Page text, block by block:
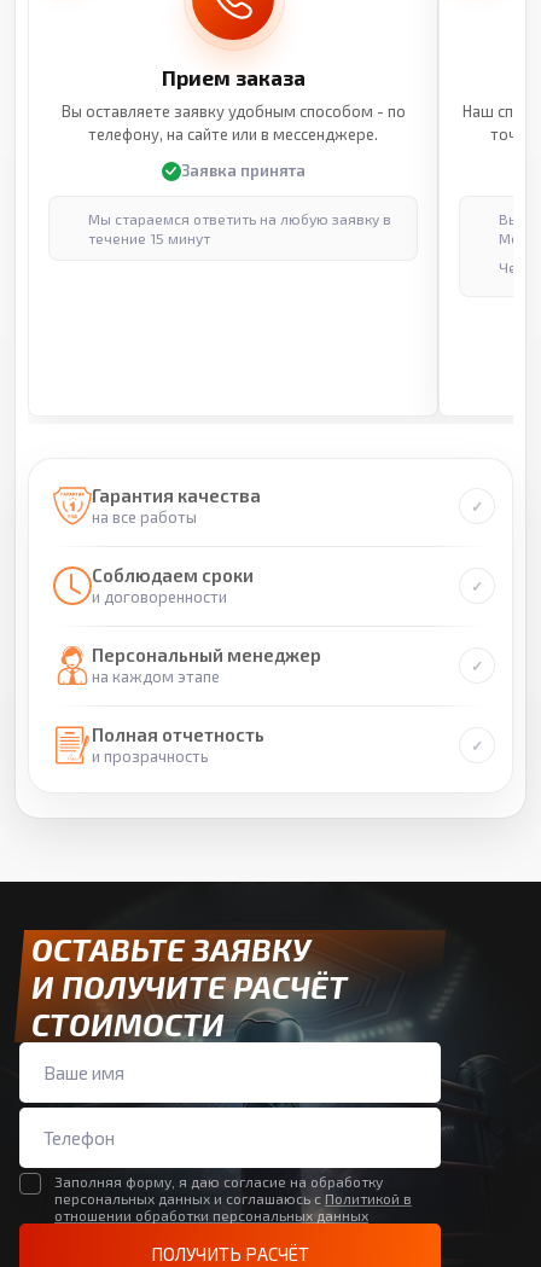
Прием заказа
Вы оставляете заявку удобным способом - по
телефону, на сайте или в мессенджере.
Заявка принята
Мы стараемся ответить на любую заявку в
течение 15 минут
Наш
Гарантия качества
на все работы
Соблюдаем сроки
и договоренности
Персональный менеджер
на каждом этапе
Полная отчетность
и прозрачность
ОСТАВЬТЕ ЗАЯВКУ
И ПОЛУЧИТЕ РАСЧЁТ
СТОИМОСТИ
Заполняя форму, я даю согласие на обработку
персональных данных и соглашаюсь с Политикой в
отношении обработки персональных данных
ПОЛУЧИТЬ РАСЧЁТ